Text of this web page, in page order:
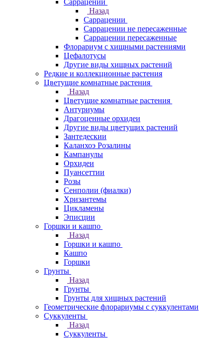
Саррацении
Назад
Саррацении
Саррацении не пересаженные
Саррацении пересаженные
Флорариум с хищными растениями
Цефалотусы
Другие виды хищных растений
Редкие и коллекционные растения
Цветущие комнатные растения
Назад
Цветущие комнатные растения
Антуриумы
Драгоценные орхидеи
Другие виды цветущих растений
Зантедескии
Каланхоэ Розалины
Кампанулы
Орхидеи
Пуансеттии
Розы
Сенполии (фиалки)
Хризантемы
Цикламены
Эписции
Горшки и кашпо
Назад
Горшки и кашпо
Кашпо
Горшки
Грунты
Назад
Грунты
Грунты для хищных растений
Геометрические флорариумы с суккулентами
Суккуленты
Назад
Суккуленты